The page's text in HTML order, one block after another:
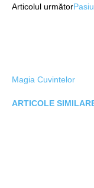
Articolul următor
Magia Cuvintelor
ARTICOLE